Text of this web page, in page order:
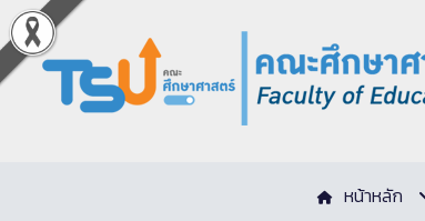
หน้าหลัก